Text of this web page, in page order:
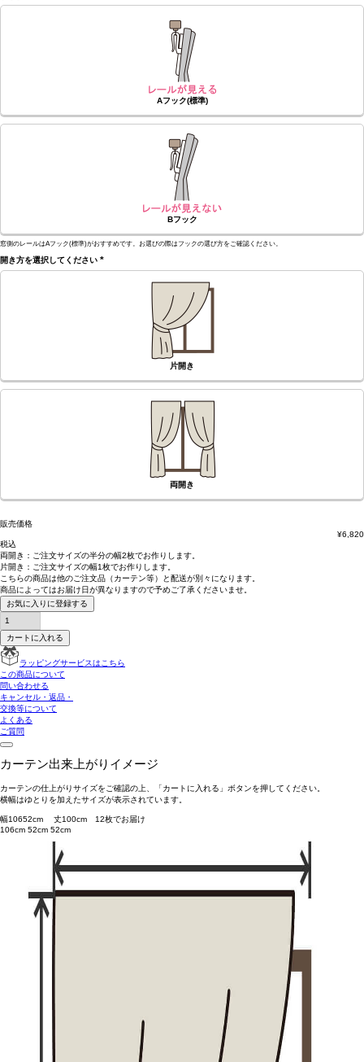
(必
Aフック(標準)
Bフック
窓側のレールはAフック(標準)がおすすめです。お選びの際はフックの選び方をご確認ください。
開き方を選択してください
(必
片開き
両開き
販売価格
¥6,820
税込
両開き： ご注文サイズの半分の幅2枚でお作りします。
片開き： ご注文サイズの幅1枚でお作りします。
こちらの商品は他のご注文品（カーテン等）と配送が別々 になります。
商品によってはお届け日が異なりますので予めご了承くださいませ。
お気に入りに登録する
カートに入れる
ラッピングサービスはこちら
この商品について
問い合わせる
キャンセル・返品・
交換等について
よくある
ご質問
カーテン出来上がりイメージ
カーテンの仕上がりサイズをご確認の上、「カートに入れる」ボタンを押してください。
横幅はゆとりを加えたサイズが表示されています。
幅10652cm 丈100cm 12枚でお届け
106cm 52cm 52cm